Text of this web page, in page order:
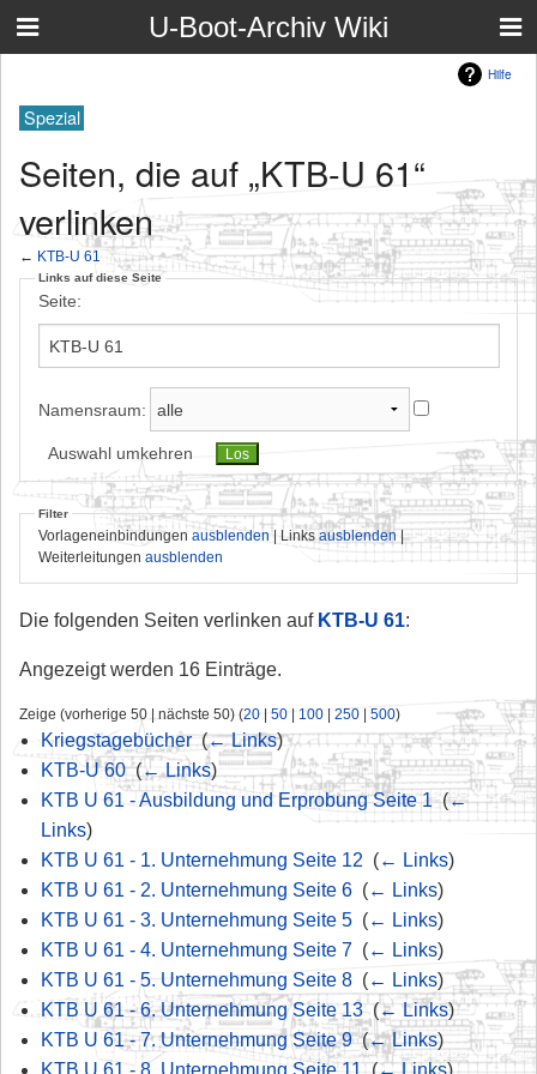
U-Boot-Archiv Wiki
Hilfe
Spezial
Seiten, die auf „KTB-U 61“
verlinken
← KTB-U 61
Links auf diese Seite
Seite:
Namensraum:
Auswahl umkehren
Filter
Vorlageneinbindungen ausblenden| Linksausblenden|
Weiterleitungen ausblenden
Die folgenden Seiten verlinken auf KTB-U 61:
Angezeigt werden 16 Einträge.
Zeige (vorherige 50 | nächste 50) (20 | 50 | 100 | 250 | 500)
Kriegstagebücher‎(← Links)
KTB-U 60‎(← Links)
KTB U 61 - Ausbildung und Erprobung Seite 1‎(←
Links)
KTB U 61 - 1. Unternehmung Seite 12 (← Links)
KTB U 61 - 2. Unternehmung Seite 6‎ (← Links)
KTB U 61 - 3. Unternehmung Seite 5‎ (← Links)
KTB U 61 - 4. Unternehmung Seite 7‎ (← Links)
KTB U 61 - 5. Unternehmung Seite 8‎ (← Links)
KTB U 61 - 6. Unternehmung Seite 13‎(← Links)
KTB U 61 - 7. Unternehmung Seite 9‎(← Links)
KTB U 61 - 8. Unternehmung Seite 11 ‎(← Links)